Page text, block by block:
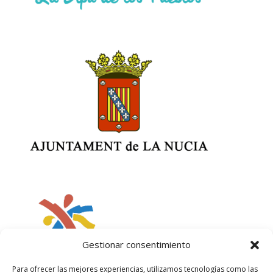
Gestionar consentimiento
Para ofrecer las mejores experiencias, utilizamos tecnologías como las